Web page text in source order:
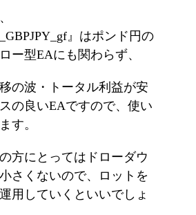
』はポンド円の
ー型EAにも関わらず、
の波・トータル利益が安
の良いEAですので、使い
す。
方にとってはドローダウ
さくないので、ロットを
用していくといいでしょ